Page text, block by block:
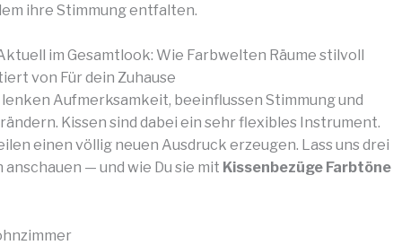
ihre Stimmung entfalten.
im Gesamtlook: Wie Farbwelten Räume stilvoll
von Für dein Zuhause
Aufmerksamkeit, beeinflussen Stimmung und
Kissen sind dabei ein sehr flexibles Instrument.
einen völlig neuen Ausdruck erzeugen. Lass uns drei
— und wie Du sie mit Kissenbezüge Farbtöne